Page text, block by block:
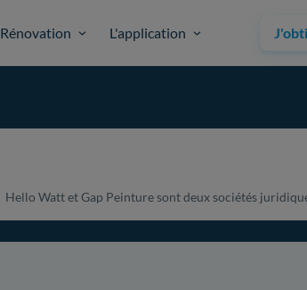
Rénovation L'application
Hello Watt et Gap Peinture sont deux sociétés